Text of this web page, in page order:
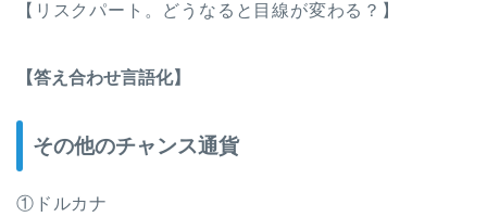
【リスクパート。どうなると目線が変わる？】
【答え合わせ言語化】
その他のチャンス通貨
①ドルカナ